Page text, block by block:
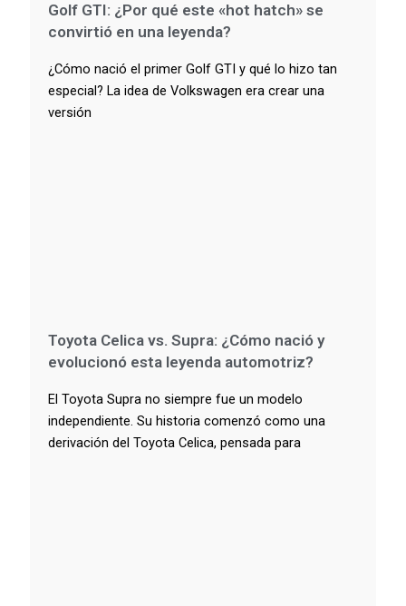
Golf GTI: ¿Por qué este «hot hatch» se
convirtió en una leyenda?
¿Cómo nació el primer Golf GTI y qué lo hizo tan
especial? La idea de Volkswagen era crear una
versión
Toyota Celica vs. Supra: ¿Cómo nació y
evolucionó esta leyenda automotriz?
El Toyota Supra no siempre fue un modelo
independiente. Su historia comenzó como una
derivación del Toyota Celica, pensada para